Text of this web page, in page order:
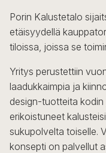
tehdä
valinnat
tuotteen
sivulla.
Porin Kalustetalo
etäisyydellä
tiloissa, joissa se
Yritys perustettiin
laadukkaimpia ja
design-tuotteita kodin
erikoistuneet
sukupolvelta toiselle.
konsepti on palvellut